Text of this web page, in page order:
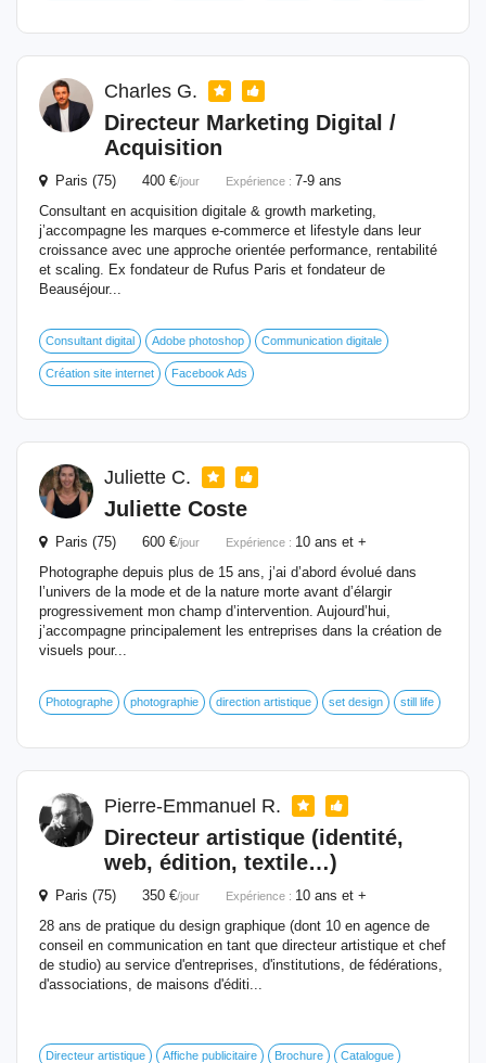
Charles G.
Directeur Marketing Digital /
Acquisition
Paris (75) 400 €/jour Expérience : 7-9 ans
Consultant en acquisition digitale & growth marketing,
j’accompagne les marques e-commerce et lifestyle dans leur
croissance avec une approche orientée performance, rentabilité
et scaling. Ex fondateur de Rufus Paris et fondateur de
Beauséjour...
Consultant digital Adobe photoshop Communication digitale
Création site internet Facebook Ads
Juliette C.
Juliette Coste
Paris (75) 600 €/jour Expérience : 10 ans et +
Photographe depuis plus de 15 ans, j’ai d’abord évolué dans
l’univers de la mode et de la nature morte avant d’élargir
progressivement mon champ d’intervention. Aujourd’hui,
j’accompagne principalement les entreprises dans la création de
visuels pour...
Photographe photographie direction artistique set design still life
Pierre-Emmanuel R.
Directeur artistique (identité,
web, édition, textile…)
Paris (75) 350 €/jour Expérience : 10 ans et +
28 ans de pratique du design graphique (dont 10 en agence de
conseil en communication en tant que directeur artistique et chef
de studio) au service d'entreprises, d'institutions, de fédérations,
d'associations, de maisons d'éditi...
Directeur artistique Affiche publicitaire Brochure Catalogue